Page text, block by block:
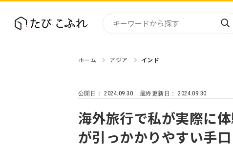
東北
関東
中部・北陸
近畿
ホーム アジア インド
公開日：2024.09.30 最終更新日：2024.09.30
海外旅行で私が実際に
が引っかかりやすい手口